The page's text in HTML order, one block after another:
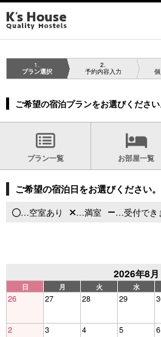
1
プラン選択
2
予約内容入力
ご希望の宿泊プランをお選びください
プラン一覧 お部屋一覧
ご希望の宿泊日をお選びください。
…空室あり …満室 …受付でき
2026年8月
日 月 火 水
26 27 28 29
2 3 4 5 6